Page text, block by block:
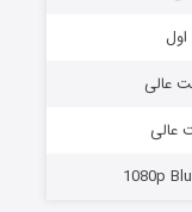
شد
عالی
عالی